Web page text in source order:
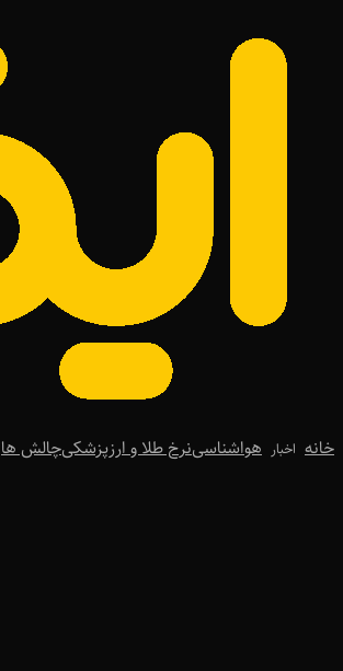
خانه اخبار هواشناسینرخ طلا و ارزپزشکیچالش ها